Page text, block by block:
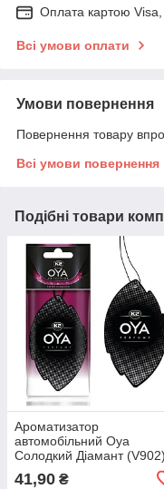
Оплата картою
Всі умови оплати
Умови повернення
Повернення товару
Всі умови повернення
Подібні товари
Ароматизатор
автомобільний Oya
Солодкий Діамант (V902)
41,90 ₴